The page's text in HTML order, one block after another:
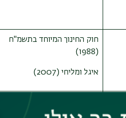
חוק החינוך המיוחד בתשמ"ח
(1988)
איגל ומליחי (2007)